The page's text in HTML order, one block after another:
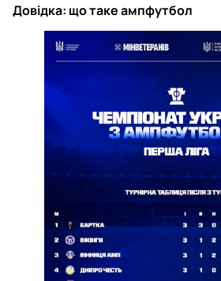
Довідка: що таке ампфутбол